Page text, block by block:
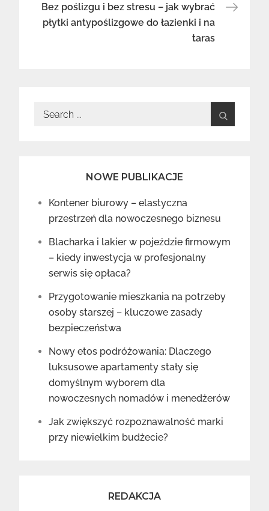
Bez poślizgu i bez stresu – jak wybrać
płytki antypoślizgowe do łazienki i na
taras
Search
NOWE PUBLIKACJE
Kontener biurowy – elastyczna
przestrzeń dla nowoczesnego biznesu
Blacharka i lakier w pojeździe firmowym
– kiedy inwestycja w profesjonalny
serwis się opłaca?
Przygotowanie mieszkania na potrzeby
osoby starszej – kluczowe zasady
bezpieczeństwa
Nowy etos podróżowania: Dlaczego
luksusowe apartamenty stały się
domyślnym wyborem dla
nowoczesnych nomadów i menedżerów
Jak zwiększyć rozpoznawalność marki
przy niewielkim budżecie?
REDAKCJA